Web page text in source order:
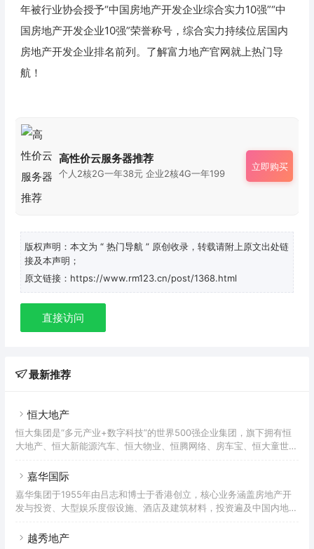
年被行业协会授予“中国房地产开发企业综合实力10强”“中
国房地产开发企业10强”荣誉称号，综合实力持续位居国内
房地产开发企业排名前列。了解富力地产官网就上热门导
航！
高性价云服务器推荐
个人2核2G一年38元 企业2核4G一年199
立即购买
版权声明：本文为 “ 热门导航 ” 原创收录，转载请附上原文出处链
接及本声明；
原文链接：https://www.rm123.cn/post/1368.html
直接访问
最新推荐
恒大地产
恒大集团是“多元产业+数字科技”的世界500强企业集团，旗下拥有恒
大地产、恒大新能源汽车、恒大物业、恒腾网络、房车宝、恒大童世
前，恒大总资产2.3万亿，年销售规模超7000亿，累计纳税超3000
在世界500强排名第122位。公司荣获党中央、国务院授予的“全国脱贫
攻坚先进集体”，以及“全国抗击新冠肺炎疫情先进民营企业”等荣誉，
嘉华国际
嘉华集团于1955年由吕志和博士于香港创立，核心业务涵盖房地产开
发与投资、大型娱乐度假设施、酒店及建筑材料，投资遍及中国内地、
公司----嘉华国际集团有限公司（股份代号：00173）及银河娱乐集团
越秀地产